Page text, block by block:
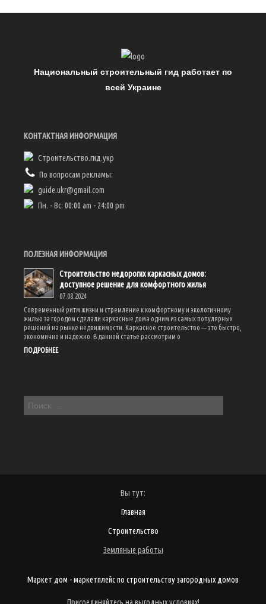
Национальный строительный гид работает по
всей Украине
КОНТАКТНАЯ ИНФОРМАЦИЯ
Строительство.гид.укр
По вопросам рекламы:
guide.ukr@gmail.com
Пн. - Вс: 00:00 am - 24:00 pm
ПОЛЕЗНАЯ ИНФОРМАЦИЯ
Строительство недорогих каркасных домов:
доступное решение для комфортного жилья
07.08.2024
Современный ритм жизни и стремление к комфортному и экологичному
жилью за городом сделали каркасные дома одним из самых популярных
решений на рынке недвижимости. Каркасное строительство — это быстро,
экономично и надежно. В данной статье рассмотрим о
ПОДРОБНЕЕ
Вы тут:
Главная
Строительство
Земляные работы
Маркет дом - маркетплейс по строительству загородных домов